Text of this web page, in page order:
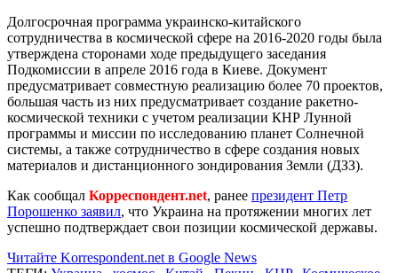
Долгосрочная программа украинско-китайского
сотрудничества в космической сфере на 2016-2020 годы была
утверждена сторонами ходе предыдущего заседания
Подкомиссии в апреле 2016 года в Киеве. Документ
предусматривает совместную реализацию более 70 проектов,
большая часть из них предусматривает создание ракетно-
космической техники с учетом реализации КНР Лунной
программы и миссии по исследованию планет Солнечной
системы, а также сотрудничество в сфере создания новых
материалов и дистанционного зондирования Земли (ДЗЗ).
Как сообщал Корреспондент.net, ранее президент Петр
Порошенко заявил, что Украина на протяжении многих лет
успешно подтверждает свои позиции космической державы.
Читайте Korrespondent.net в Google News